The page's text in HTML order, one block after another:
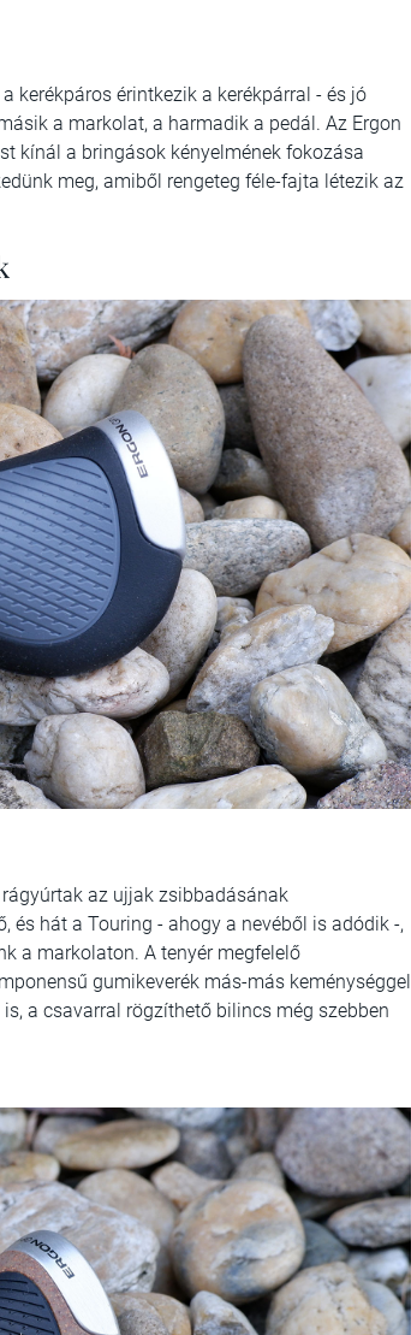
kerékpáros érintkezik a kerékpárral - és jó
a markolat, a harmadik a pedál. Az Ergon
kínál a bringások kényelmének fokozása
meg, amiből rengeteg féle-fajta létezik az
az ujjak zsibbadásának
és hát a Touring - ahogy a nevéből is adódik -,
a markolaton. A tenyér megfelelő
gumikeverék más-más keménységgel
a csavarral rögzíthető bilincs még szebben